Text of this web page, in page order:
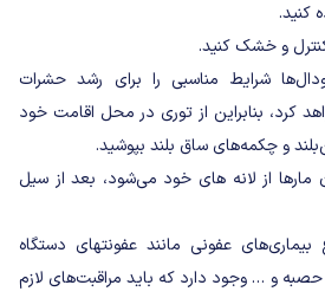
کنید.
کنترل و خشک کنید.
شرایط مناسبی را برای رشد حشرات
کرد، بنابراین از توری در محل اقامت خود
و چکمه‌های ساق بلند بپوشید.
از لانه های خود می‌شود، بعد از سیل
عفونی مانند عفونتهای دستگاه
حصبه و … وجود دارد که باید مراقبت‌های لازم